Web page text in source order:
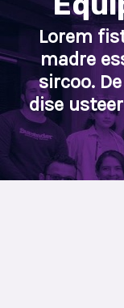
Lorem
madre
sircoo.
dise